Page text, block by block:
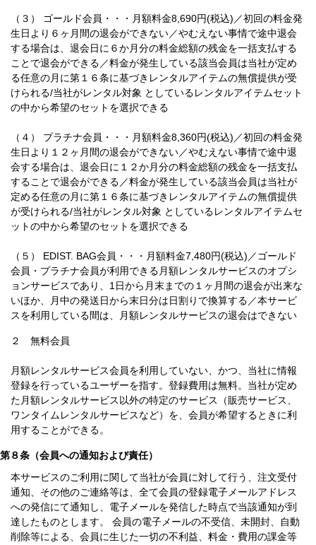
（３） ゴールド会員・・・月額料金8,690円(税込)／初回の料金発
生日より６ヶ月間の退会ができない／やむえない事情で途中退会
する場合は、退会日に６か月分の料金総額の残金を一括支払する
ことで退会ができる／料金が発生している該当会員は当社が定め
る任意の月に第１６条に基づきレンタルアイテムの無償提供が受
けられる/当社がレンタル対象 としているレンタルアイテムセット
の中から希望のセットを選択できる
（４） プラチナ会員・・・月額料金8,360円(税込)／初回の料金発
生日より１２ヶ月間の退会ができない／やむえない事情で途中退
会する場合は、退会日に１２か月分の料金総額の残金を一括支払
することで退会ができる／料金が発生している該当会員は当社が
定める任意の月に第１６条に基づきレンタルアイテムの無償提供
が受けられる/当社がレンタル対象 としているレンタルアイテムセ
ットの中から希望のセットを選択できる
（５） EDIST. BAG会員・・・月額料金7,480円(税込)／ゴールド
会員・プラチナ会員が利用できる月額レンタルサービスのオプシ
ョンサービスであり、1日から月末までの１ヶ月間の退会が出来な
いほか、月中の発送日から末日分は日割りで換算する／本サービ
スを利用している間は、月額レンタルサービスの退会はできない
２ 無料会員
月額レンタルサービス会員を利用していない、かつ、当社に情報
登録を行っているユーザーを指す。登録費用は無料。当社が定め
た月額レンタルサービス以外の特定のサービス（販売サービス、
ワンタイムレンタルサービスなど）を、会員が希望するときに利
用することができる。
第８条（会員への通知および責任）
本サービスのご利用に関して当社が会員に対して行う、注文受付
通知、その他のご連絡等は、全て会員の登録電子メールアドレス
への発信にて通知し、電子メールを発信した時点で当該通知が到
達したものとします。 会員の電子メールの不受信、未開封、自動
削除等による、会員に生じた一切の不利益、料金・費用の課金等